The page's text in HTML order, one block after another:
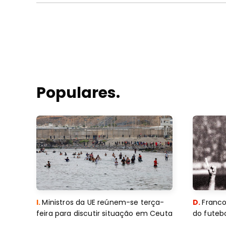
Populares.
I.Ministros da UE reúnem-se terça-
feira para discutir situação em Ceuta
D.
do